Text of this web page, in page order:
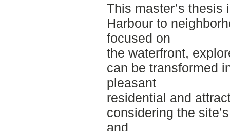
This master’s thesis
Harbour to
focused on
the waterfront,
can be transformed
pleasant
residential and
considering the
and